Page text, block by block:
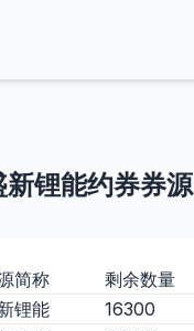
新锂能约券券源
简称 剩余数量
锂能 16300